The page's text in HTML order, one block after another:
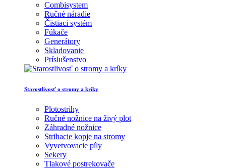
Combisystem
Ručné náradie
Čistiaci systém
Fúkače
Generátory
Skladovanie
Príslušenstvo
Starostlivosť o stromy a kríky
Plotostrihy
Ručné nožnice na živý plot
Záhradné nožnice
Strihacie kopje na stromy
Vyvetvovacie píly
Sekery
Tlakové postrekovače